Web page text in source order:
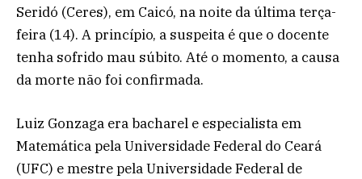
Seridó (Ceres), em Caicó, na noite da última terça-
feira (14). A princípio, a suspeita é que o docente
tenha sofrido mau súbito. Até o momento, a causa
da morte não foi confirmada.
Luiz Gonzaga era bacharel e especialista em
Matemática pela Universidade Federal do Ceará
(UFC) e mestre pela Universidade Federal de